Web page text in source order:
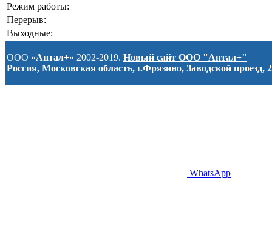
Режим работы:
Перерыв:
Выходные:
ООО «Антал+» 2002-2019. Новый сайт ООО "Антал+"
Россия, Московская область, г.Фрязино, Заводской проезд, 2
WhatsApp